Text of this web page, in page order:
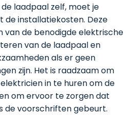
laadpaal zelf, moet je
de installatiekosten. Deze
de benodigde elektrische
van de laadpaal en
als er geen
zijn. Het is raadzaam om
in te huren om de
om ervoor te zorgen dat
de voorschriften gebeurt.